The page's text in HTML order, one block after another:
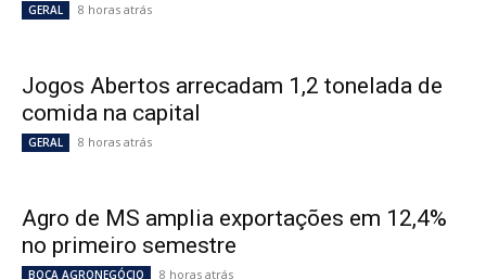
GERAL 8 horas atrás
Jogos Abertos arrecadam 1,2 tonelada de
comida na capital
GERAL 8 horas atrás
Agro de MS amplia exportações em 12,4%
no primeiro semestre
BOCA AGRONEGÓCIO 8 horas atrás